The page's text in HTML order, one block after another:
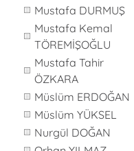
Mustafa DURMUŞ
Mustafa Kemal
TÖREMİŞOĞLU
Mustafa Tahir
ÖZKARA
Müslüm ERDOĞAN
Müslüm YÜKSEL
Nurgül DOĞAN